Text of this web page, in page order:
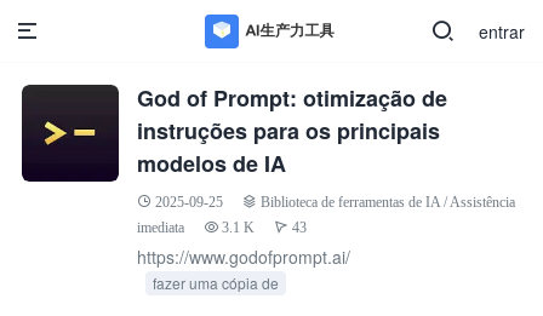
entrar
God of Prompt: otimização de
instruções para os principais
modelos de IA
2025-09-25 Biblioteca de ferramentas de IA / Assistência
imediata
3.1 K 43
https://www.godofprompt.ai/
fazer uma cópia de